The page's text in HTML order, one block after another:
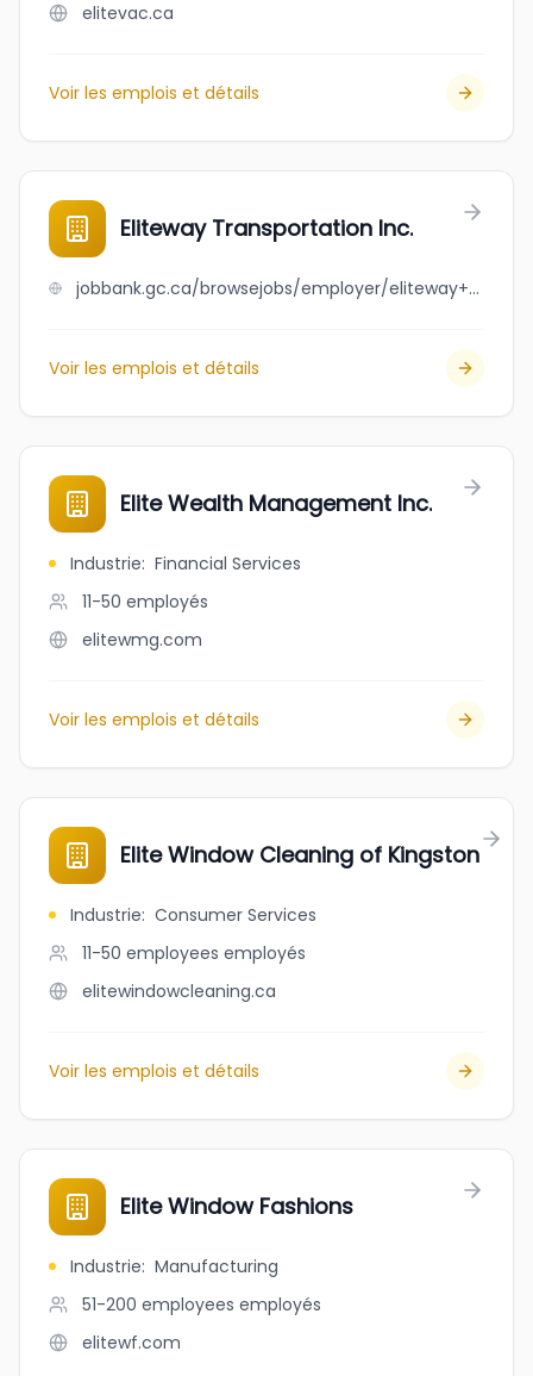
elitevac.ca
Voir les emplois et détails
Eliteway Transportation Inc.
jobbank.gc.ca/browsejobs/employer/eliteway+transportation+inc./ca
Voir les emplois et détails
Elite Wealth Management Inc.
Industrie: Financial Services
11-50 employés
elitewmg.com
Voir les emplois et détails
Elite Window Cleaning of Kingston
Industrie: Consumer Services
11-50 employees employés
elitewindowcleaning.ca
Voir les emplois et détails
Elite Window Fashions
Industrie: Manufacturing
51-200 employees employés
elitewf.com